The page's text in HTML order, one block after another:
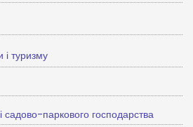
і туризму
садово-паркового господарства